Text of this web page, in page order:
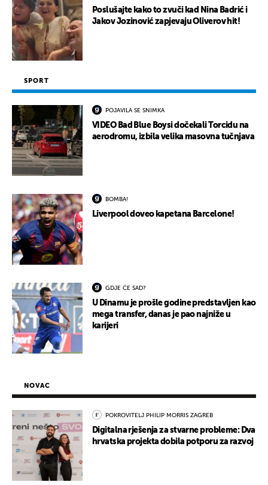
Poslušajte kako to zvuči kad Nina Badrić i
Jakov Jozinović zapjevaju Oliverov hit!
SPORT
POJAVILA SE SNIMKA
VIDEO Bad Blue Boysi dočekali Torcidu na
aerodromu, izbila velika masovna tučnjava
BOMBA!
Liverpool doveo kapetana Barcelone!
GDJE ĆE SAD?
U Dinamu je prošle godine predstavljen kao
mega transfer, danas je pao najniže u
karijeri
NOVAC
POKROVITELJ PHILIP MORRIS ZAGREB
Digitalna rješenja za stvarne probleme: Dva
hrvatska projekta dobila potporu za razvoj